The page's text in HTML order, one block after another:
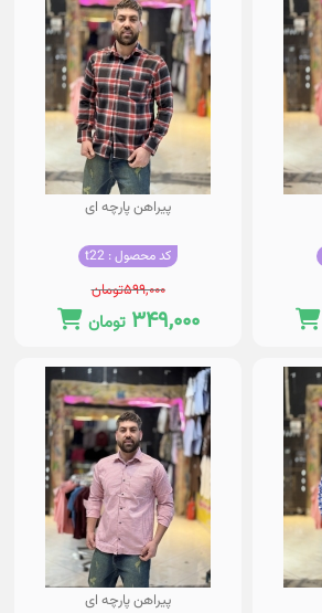
پیراهن پارچه ای
کد محصول : t22
۵۹۹,۰۰۰تومان
۳۴۹,۰۰۰ تومان
پیراهن پارچه ای